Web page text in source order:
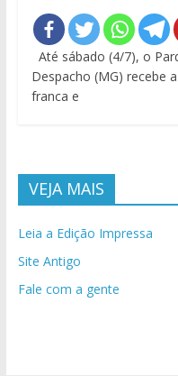
Até sábado (4/7), o
Despacho (MG) recebe
franca e
VEJA MAIS
Leia a Edição Impressa
Site Antigo
Fale com a gente